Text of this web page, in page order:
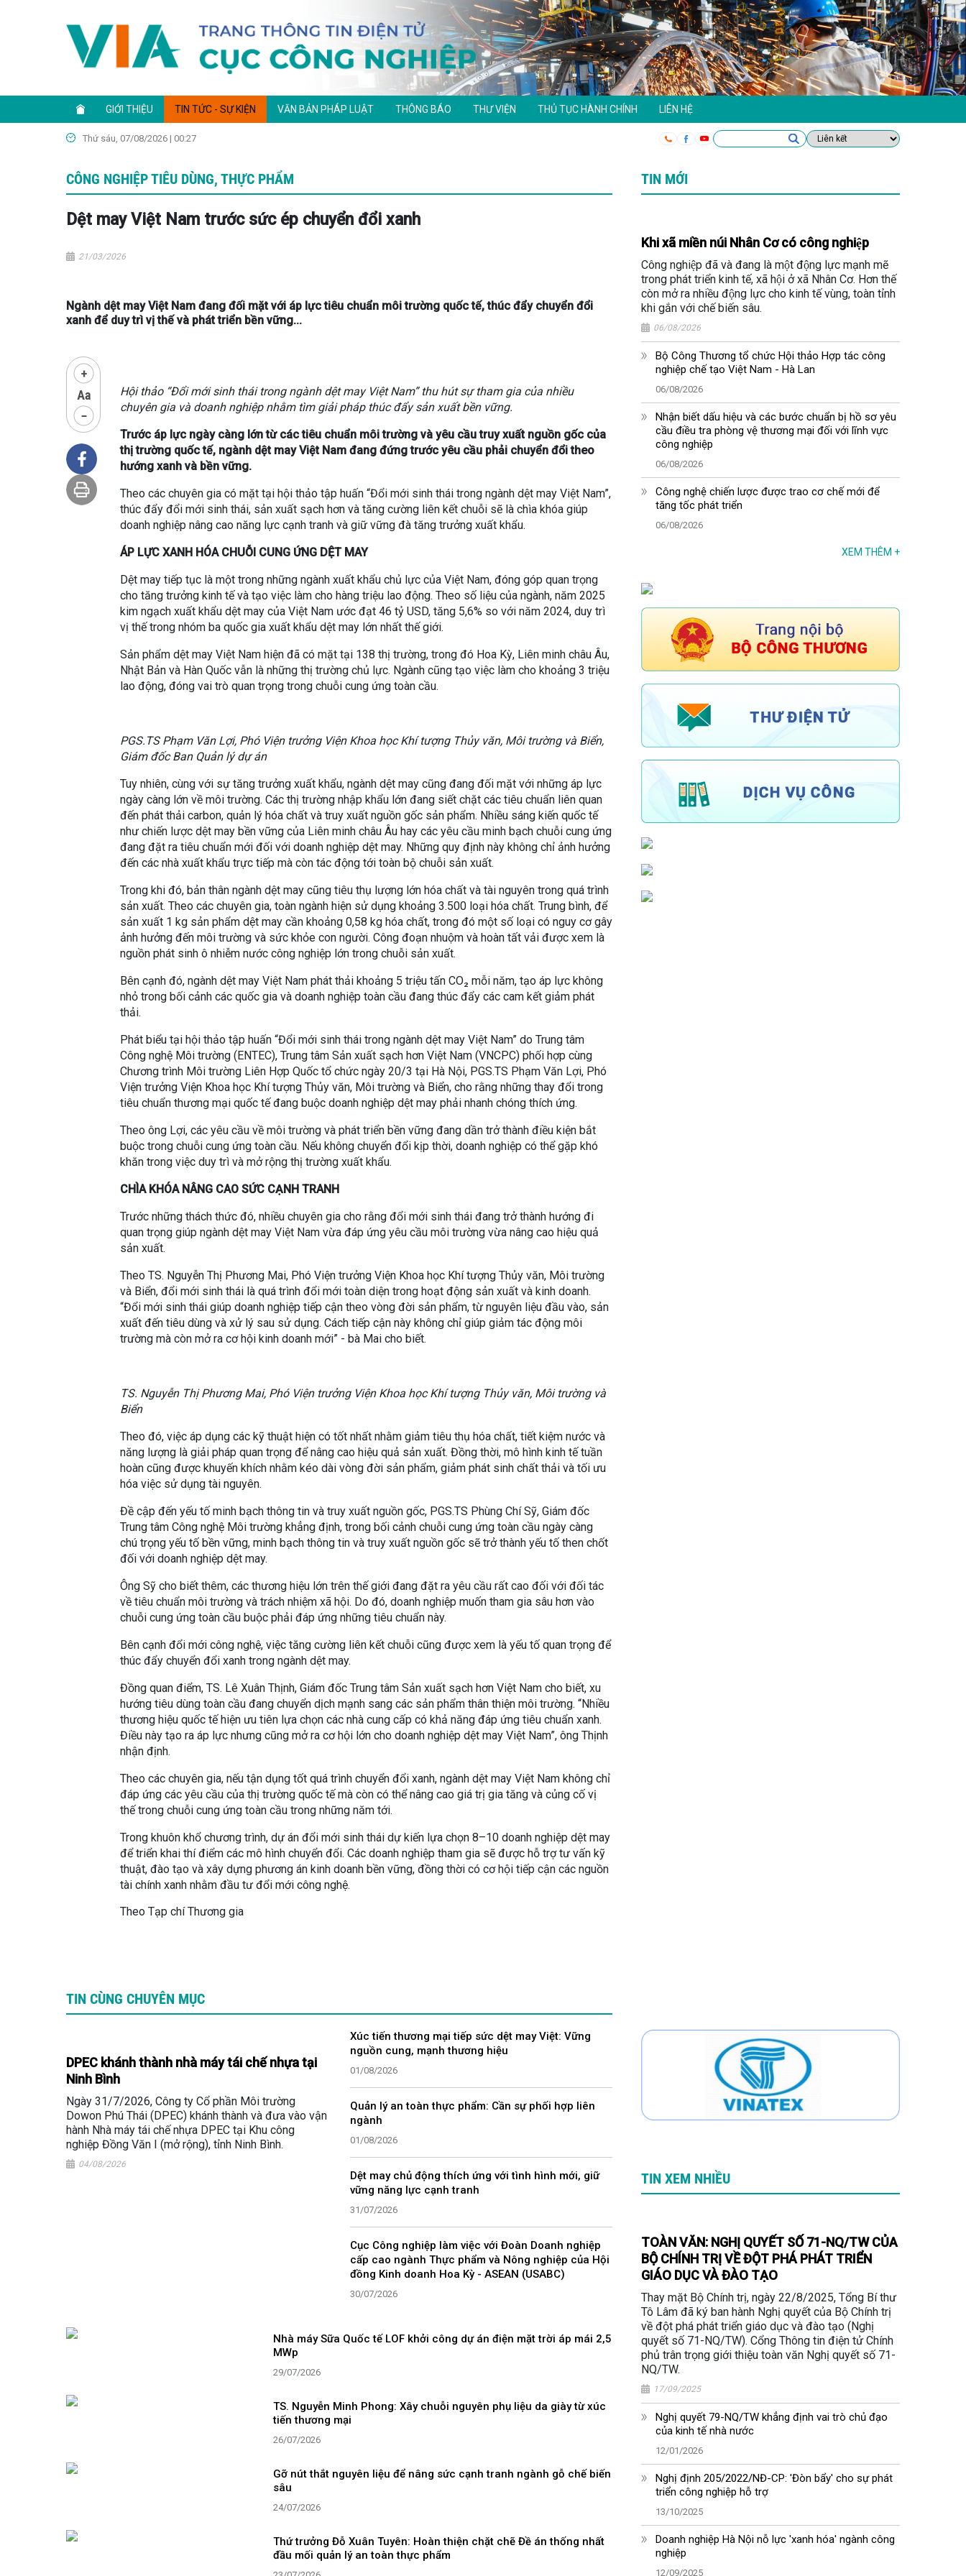
GIỚI THIỆU TIN TỨC - SỰ KIỆN VĂN BẢN PHÁP LUẬT THÔNG BÁO THƯ VIỆN THỦ TỤC HÀNH CHÍNH LIÊN HỆ
Thứ sáu, 07/08/2026 | 00:27
CÔNG NGHIỆP TIÊU DÙNG, THỰC PHẨM
Dệt may Việt Nam trước sức ép chuyển đổi xanh
21/03/2026
Ngành dệt may Việt Nam đang đối mặt với áp lực tiêu chuẩn môi trường quốc tế, thúc đẩy chuyển đổi
xanh để duy trì vị thế và phát triển bền vững...
Hội thảo “Đổi mới sinh thái trong ngành dệt may Việt Nam” thu hút sự tham gia của nhiều
chuyên gia và doanh nghiệp nhằm tìm giải pháp thúc đẩy sản xuất bền vững.
Trước áp lực ngày càng lớn từ các tiêu chuẩn môi trường và yêu cầu truy xuất nguồn gốc của
thị trường quốc tế, ngành dệt may Việt Nam đang đứng trước yêu cầu phải chuyển đổi theo
hướng xanh và bền vững.
Theo các chuyên gia có mặt tại hội thảo tập huấn “Đổi mới sinh thái trong ngành dệt may Việt Nam”,
thúc đẩy đổi mới sinh thái, sản xuất sạch hơn và tăng cường liên kết chuỗi sẽ là chìa khóa giúp
doanh nghiệp nâng cao năng lực cạnh tranh và giữ vững đà tăng trưởng xuất khẩu.
ÁP LỰC XANH HÓA CHUỖI CUNG ỨNG DỆT MAY
Dệt may tiếp tục là một trong những ngành xuất khẩu chủ lực của Việt Nam, đóng góp quan trọng
cho tăng trưởng kinh tế và tạo việc làm cho hàng triệu lao động. Theo số liệu của ngành, năm 2025
kim ngạch xuất khẩu dệt may của Việt Nam ước đạt 46 tỷ USD, tăng 5,6% so với năm 2024, duy trì
vị thế trong nhóm ba quốc gia xuất khẩu dệt may lớn nhất thế giới.
Sản phẩm dệt may Việt Nam hiện đã có mặt tại 138 thị trường, trong đó Hoa Kỳ, Liên minh châu Âu,
Nhật Bản và Hàn Quốc vẫn là những thị trường chủ lực. Ngành cũng tạo việc làm cho khoảng 3 triệu
lao động, đóng vai trò quan trọng trong chuỗi cung ứng toàn cầu.
PGS.TS Phạm Văn Lợi, Phó Viện trưởng Viện Khoa học Khí tượng Thủy văn, Môi trường và Biển,
Giám đốc Ban Quản lý dự án
Tuy nhiên, cùng với sự tăng trưởng xuất khẩu, ngành dệt may cũng đang đối mặt với những áp lực
ngày càng lớn về môi trường. Các thị trường nhập khẩu lớn đang siết chặt các tiêu chuẩn liên quan
đến phát thải carbon, quản lý hóa chất và truy xuất nguồn gốc sản phẩm. Nhiều sáng kiến quốc tế
như chiến lược dệt may bền vững của Liên minh châu Âu hay các yêu cầu minh bạch chuỗi cung ứng
đang đặt ra tiêu chuẩn mới đối với doanh nghiệp dệt may. Những quy định này không chỉ ảnh hưởng
đến các nhà xuất khẩu trực tiếp mà còn tác động tới toàn bộ chuỗi sản xuất.
Trong khi đó, bản thân ngành dệt may cũng tiêu thụ lượng lớn hóa chất và tài nguyên trong quá trình
sản xuất. Theo các chuyên gia, toàn ngành hiện sử dụng khoảng 3.500 loại hóa chất. Trung bình, để
sản xuất 1 kg sản phẩm dệt may cần khoảng 0,58 kg hóa chất, trong đó một số loại có nguy cơ gây
ảnh hưởng đến môi trường và sức khỏe con người. Công đoạn nhuộm và hoàn tất vải được xem là
nguồn phát sinh ô nhiễm nước công nghiệp lớn trong chuỗi sản xuất.
Bên cạnh đó, ngành dệt may Việt Nam phát thải khoảng 5 triệu tấn CO₂ mỗi năm, tạo áp lực không
nhỏ trong bối cảnh các quốc gia và doanh nghiệp toàn cầu đang thúc đẩy các cam kết giảm phát
thải.
Phát biểu tại hội thảo tập huấn “Đổi mới sinh thái trong ngành dệt may Việt Nam” do Trung tâm
Công nghệ Môi trường (ENTEC), Trung tâm Sản xuất sạch hơn Việt Nam (VNCPC) phối hợp cùng
Chương trình Môi trường Liên Hợp Quốc tổ chức ngày 20/3 tại Hà Nội, PGS.TS Phạm Văn Lợi, Phó
Viện trưởng Viện Khoa học Khí tượng Thủy văn, Môi trường và Biển, cho rằng những thay đổi trong
tiêu chuẩn thương mại quốc tế đang buộc doanh nghiệp dệt may phải nhanh chóng thích ứng.
Theo ông Lợi, các yêu cầu về môi trường và phát triển bền vững đang dần trở thành điều kiện bắt
buộc trong chuỗi cung ứng toàn cầu. Nếu không chuyển đổi kịp thời, doanh nghiệp có thể gặp khó
khăn trong việc duy trì và mở rộng thị trường xuất khẩu.
CHÌA KHÓA NÂNG CAO SỨC CẠNH TRANH
Trước những thách thức đó, nhiều chuyên gia cho rằng đổi mới sinh thái đang trở thành hướng đi
quan trọng giúp ngành dệt may Việt Nam vừa đáp ứng yêu cầu môi trường vừa nâng cao hiệu quả
sản xuất.
Theo TS. Nguyễn Thị Phương Mai, Phó Viện trưởng Viện Khoa học Khí tượng Thủy văn, Môi trường
và Biển, đổi mới sinh thái là quá trình đổi mới toàn diện trong hoạt động sản xuất và kinh doanh.
“Đổi mới sinh thái giúp doanh nghiệp tiếp cận theo vòng đời sản phẩm, từ nguyên liệu đầu vào, sản
xuất đến tiêu dùng và xử lý sau sử dụng. Cách tiếp cận này không chỉ giúp giảm tác động môi
trường mà còn mở ra cơ hội kinh doanh mới” - bà Mai cho biết.
TS. Nguyễn Thị Phương Mai, Phó Viện trưởng Viện Khoa học Khí tượng Thủy văn, Môi trường và
Biển
Theo đó, việc áp dụng các kỹ thuật hiện có tốt nhất nhằm giảm tiêu thụ hóa chất, tiết kiệm nước và
năng lượng là giải pháp quan trọng để nâng cao hiệu quả sản xuất. Đồng thời, mô hình kinh tế tuần
hoàn cũng được khuyến khích nhằm kéo dài vòng đời sản phẩm, giảm phát sinh chất thải và tối ưu
hóa việc sử dụng tài nguyên.
Đề cập đến yếu tố minh bạch thông tin và truy xuất nguồn gốc, PGS.TS Phùng Chí Sỹ, Giám đốc
Trung tâm Công nghệ Môi trường khẳng định, trong bối cảnh chuỗi cung ứng toàn cầu ngày càng
chú trọng yếu tố bền vững, minh bạch thông tin và truy xuất nguồn gốc sẽ trở thành yếu tố then chốt
đối với doanh nghiệp dệt may.
Ông Sỹ cho biết thêm, các thương hiệu lớn trên thế giới đang đặt ra yêu cầu rất cao đối với đối tác
về tiêu chuẩn môi trường và trách nhiệm xã hội. Do đó, doanh nghiệp muốn tham gia sâu hơn vào
chuỗi cung ứng toàn cầu buộc phải đáp ứng những tiêu chuẩn này.
Bên cạnh đổi mới công nghệ, việc tăng cường liên kết chuỗi cũng được xem là yếu tố quan trọng để
thúc đẩy chuyển đổi xanh trong ngành dệt may.
Đồng quan điểm, TS. Lê Xuân Thịnh, Giám đốc Trung tâm Sản xuất sạch hơn Việt Nam cho biết, xu
hướng tiêu dùng toàn cầu đang chuyển dịch mạnh sang các sản phẩm thân thiện môi trường. “Nhiều
thương hiệu quốc tế hiện ưu tiên lựa chọn các nhà cung cấp có khả năng đáp ứng tiêu chuẩn xanh.
Điều này tạo ra áp lực nhưng cũng mở ra cơ hội lớn cho doanh nghiệp dệt may Việt Nam”, ông Thịnh
nhận định.
Theo các chuyên gia, nếu tận dụng tốt quá trình chuyển đổi xanh, ngành dệt may Việt Nam không chỉ
đáp ứng các yêu cầu của thị trường quốc tế mà còn có thể nâng cao giá trị gia tăng và củng cố vị
thế trong chuỗi cung ứng toàn cầu trong những năm tới.
Trong khuôn khổ chương trình, dự án đổi mới sinh thái dự kiến lựa chọn 8–10 doanh nghiệp dệt may
để triển khai thí điểm các mô hình chuyển đổi. Các doanh nghiệp tham gia sẽ được hỗ trợ tư vấn kỹ
thuật, đào tạo và xây dựng phương án kinh doanh bền vững, đồng thời có cơ hội tiếp cận các nguồn
tài chính xanh nhằm đầu tư đổi mới công nghệ.
Theo Tạp chí Thương gia
TIN MỚI
Khi xã miền núi Nhân Cơ có công nghiệp
Công nghiệp đã và đang là một động lực mạnh mẽ
trong phát triển kinh tế, xã hội ở xã Nhân Cơ. Hơn thế
còn mở ra nhiều động lực cho kinh tế vùng, toàn tỉnh
khi gắn với chế biến sâu.
06/08/2026
Bộ Công Thương tổ chức Hội thảo Hợp tác công
nghiệp chế tạo Việt Nam - Hà Lan
06/08/2026
Nhận biết dấu hiệu và các bước chuẩn bị hồ sơ yêu
cầu điều tra phòng vệ thương mại đối với lĩnh vực
công nghiệp
06/08/2026
Công nghệ chiến lược được trao cơ chế mới để
tăng tốc phát triển
06/08/2026
XEM THÊM +
TIN CÙNG CHUYÊN MỤC
DPEC khánh thành nhà máy tái chế nhựa tại
Ninh Bình
Ngày 31/7/2026, Công ty Cổ phần Môi trường
Dowon Phú Thái (DPEC) khánh thành và đưa vào vận
hành Nhà máy tái chế nhựa DPEC tại Khu công
nghiệp Đồng Văn I (mở rộng), tỉnh Ninh Bình.
04/08/2026
Xúc tiến thương mại tiếp sức dệt may Việt: Vững
nguồn cung, mạnh thương hiệu
01/08/2026
Quản lý an toàn thực phẩm: Cần sự phối hợp liên
ngành
01/08/2026
Dệt may chủ động thích ứng với tình hình mới, giữ
vững năng lực cạnh tranh
31/07/2026
Cục Công nghiệp làm việc với Đoàn Doanh nghiệp
cấp cao ngành Thực phẩm và Nông nghiệp của Hội
đồng Kinh doanh Hoa Kỳ - ASEAN (USABC)
30/07/2026
Nhà máy Sữa Quốc tế LOF khởi công dự án điện mặt trời áp mái 2,5
MWp
29/07/2026
TS. Nguyễn Minh Phong: Xây chuỗi nguyên phụ liệu da giày từ xúc
tiến thương mại
26/07/2026
Gỡ nút thắt nguyên liệu để nâng sức cạnh tranh ngành gỗ chế biến
sâu
24/07/2026
Thứ trưởng Đỗ Xuân Tuyên: Hoàn thiện chặt chẽ Đề án thống nhất
đầu mối quản lý an toàn thực phẩm
TIN XEM NHIỀU
TOÀN VĂN: NGHỊ QUYẾT SỐ 71-NQ/TW CỦA
BỘ CHÍNH TRỊ VỀ ĐỘT PHÁ PHÁT TRIỂN
GIÁO DỤC VÀ ĐÀO TẠO
Thay mặt Bộ Chính trị, ngày 22/8/2025, Tổng Bí thư
Tô Lâm đã ký ban hành Nghị quyết của Bộ Chính trị
về đột phá phát triển giáo dục và đào tạo (Nghị
quyết số 71-NQ/TW). Cổng Thông tin điện tử Chính
phủ trân trọng giới thiệu toàn văn Nghị quyết số 71-
NQ/TW.
17/09/2025
Nghị quyết 79-NQ/TW khẳng định vai trò chủ đạo
của kinh tế nhà nước
12/01/2026
Nghị định 205/2022/NĐ-CP: 'Đòn bẩy' cho sự phát
triển công nghiệp hỗ trợ
13/10/2025
Doanh nghiệp Hà Nội nỗ lực 'xanh hóa' ngành công
nghiệp
12/09/2025